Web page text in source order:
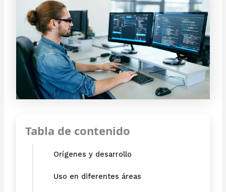
Tabla de contenido
Orígenes y desarrollo
Uso en diferentes áreas